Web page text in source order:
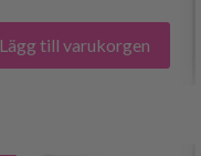
Lägg till varukorgen